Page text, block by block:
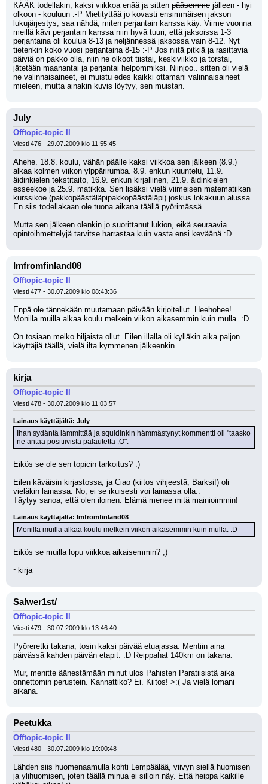
KÄÄK todellakin, kaksi viikkoa enää ja sitten pääsemme jälleen - hyi
olkoon - kouluun :-P Mietityttää jo kovasti ensimmäisen jakson
lukujärjestys, saa nähdä, miten perjantain kanssa käy. Viime vuonna
meillä kävi perjantain kanssa niin hyvä tuuri, että jaksoissa 1-3
perjantaina oli koulua 8-13 ja neljännessä jaksossa vain 8-12. Nyt
tietenkin koko vuosi perjantaina 8-15 :-P Jos niitä pitkiä ja rasittavia
päiviä on pakko olla, niin ne olkoot tiistai, keskiviikko ja torstai,
jätetään maanantai ja perjantai helpommiksi. Niinjoo.. sitten oli vielä
ne valinnaisaineet, ei muistu edes kaikki ottamani valinnaisaineet
mieleen, mutta ainakin kuvis löytyy, sen muistan.
July
Offtopic-topic II
Viesti 476 - 29.07.2009 klo 11:55:45
Ahehe. 18.8. koulu, vähän päälle kaksi viikkoa sen jälkeen (8.9.)
alkaa kolmen viikon ylppärirumba. 8.9. enkun kuuntelu, 11.9.
äidinkielen tekstitaito, 16.9. enkun kirjallinen, 21.9. äidinkielen
esseekoe ja 25.9. matikka. Sen lisäksi vielä viimeisen matematiikan
kurssikoe (pakkopäästäläpipakkopäästäläpi) joskus lokakuun alussa.
En siis todellakaan ole tuona aikana täällä pyörimässä.
Mutta sen jälkeen olenkin jo suorittanut lukion, eikä seuraavia
opintoihmettelyjä tarvitse harrastaa kuin vasta ensi keväänä :D
Imfromfinland08
Offtopic-topic II
Viesti 477 - 30.07.2009 klo 08:43:36
Enpä ole tännekään muutamaan päivään kirjoitellut. Heehohee!
Monilla muilla alkaa koulu melkein viikon aikasemmin kuin mulla. :D
On tosiaan melko hiljaista ollut. Eilen illalla oli kylläkin aika paljon
käyttäjiä täällä, vielä ilta kymmenen jälkeenkin.
kirja
Offtopic-topic II
Viesti 478 - 30.07.2009 klo 11:03:57
Lainaus käyttäjältä: July
Ihan sydäntä lämmittää ja squidinkin hämmästynyt kommentti oli "taasko
ne antaa positiivista palautetta :O".
Eikös se ole sen topicin tarkoitus? :)
Eilen käväisin kirjastossa, ja Ciao (kiitos vihjeestä, Barksi!) oli
vieläkin lainassa. No, ei se ikuisesti voi lainassa olla..
Täytyy sanoa, että olen iloinen. Elämä menee mitä mainioimmin!
Lainaus käyttäjältä: Imfromfinland08
Monilla muilla alkaa koulu melkein viikon aikasemmin kuin mulla. :D
Eikös se muilla lopu viikkoa aikaisemmin? ;)
~kirja
Salwer1st/
Offtopic-topic II
Viesti 479 - 30.07.2009 klo 13:46:40
Pyöreretki takana, tosin kaksi päivää etuajassa. Mentiin aina
päivässä kahden päivän etapit. :D Reippahat 140km on takana.
Mur, menitte äänestämään minut ulos Pahisten Paratiisistä aika
onnettomin perustein. Kannattiko? Ei. Kiitos! >:( Ja vielä lomani
aikana.
Peetukka
Offtopic-topic II
Viesti 480 - 30.07.2009 klo 19:00:48
Lähden siis huomenaamulla kohti Lempäälää, viivyn siellä huomisen
ja ylihuomisen, joten täällä minua ei silloin näy. Että heippa kaikille